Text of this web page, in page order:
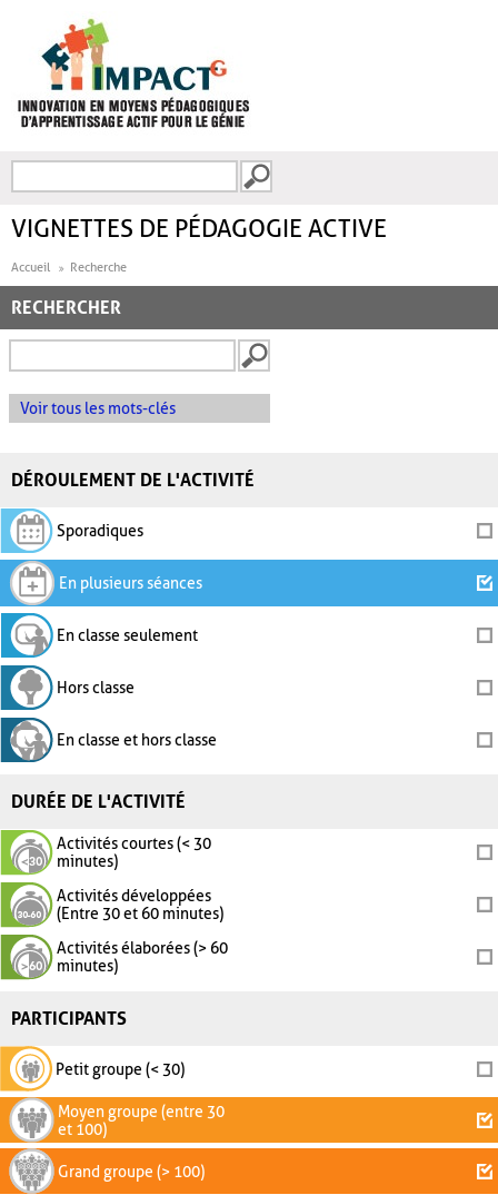
FORMULAIRE DE
VIGNETTES DE PÉDAGOGIE ACTIVE
Accueil Recherche
RECHERCHER
Voir tous les mots-clés
DÉROULEMENT DE L'ACTIVITÉ
Sporadiques
En plusieurs séances
En classe seulement
Hors classe
En classe et hors classe
DURÉE DE L'ACTIVITÉ
Activités courtes (< 30
minutes)
Activités développées
(Entre 30 et 60 minutes)
Activités élaborées (> 60
minutes)
PARTICIPANTS
Petit groupe (< 30)
Moyen groupe (entre 30
et 100)
Grand groupe (> 100)